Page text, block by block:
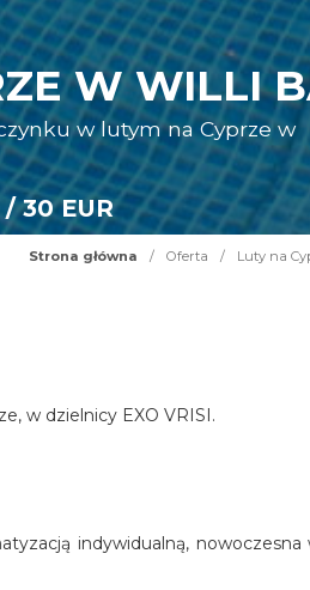
W WILLI
w lutym na Cyprze w
30 EUR
Strona główna / Oferta / Luty na
w dzielnicy EXO VRISI.
indywidualną,